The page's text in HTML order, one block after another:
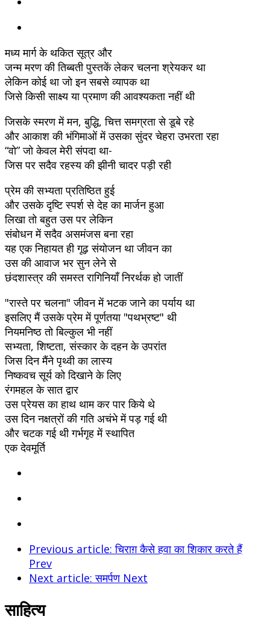
मध्य मार्ग के थकित सूत्र और
जन्म मरण की तिब्बती पुस्तकें लेकर चलना श्रेयकर था
लेकिन कोई था जो इन सबसे व्यापक था
जिसे किसी साक्ष्य या प्रमाण की आवश्यकता नहीं थी
जिसके स्मरण में मन, बुद्धि, चित्त समग्रता से डूबे रहे
और आकाश की भंगिमाओं में उसका सुंदर चेहरा उभरता रहा
“वो” जो केवल मेरी संपदा था-
जिस पर सदैव रहस्य की झीनी चादर पड़ी रही
प्रेम की सभ्यता प्रतिष्ठित हुई
और उसके दृष्टि स्पर्श से देह का मार्जन हुआ
लिखा तो बहुत उस पर लेकिन
संबोधन में सदैव असमंजस बना रहा
यह एक निहायत ही गूढ़ संयोजन था जीवन का
उस की आवाज भर सुन लेने से
छंदशास्त्र की समस्त रागिनियाँ निरर्थक हो जातीं
"रास्ते पर चलना" जीवन में भटक जाने का पर्याय था
इसलिए मैं उसके प्रेम में पूर्णतया "पथभ्रष्ट" थी
नियमनिष्ठ तो बिल्कुल भी नहीं
सभ्यता, शिष्टता, संस्कार के दहन के उपरांत
जिस दिन मैंने पृथ्वी का लास्य
निष्कवच सूर्य को दिखाने के लिए
रंगमहल के सात द्वार
उस प्रेयस का हाथ थाम कर पार किये थे
उस दिन नक्षत्रों की गति अचंभे में पड़ गई थी
और चटक गई थी गर्भगृह में स्थापित
एक देवमूर्ति
Previous article: चिराग़ कैसे हवा का शिकार करते हैं
Prev
Next article: समर्पण Next
साहित्य